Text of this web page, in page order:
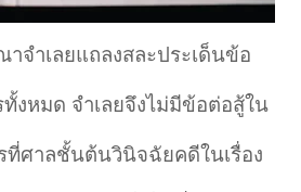
จำเลยแถลงสละประเด็นข้อ
ทั้งหมด จำเลยจึงไม่มีข้อต่อสู้ใน
ที่ศาลชั้นต้นวินิจฉัยคดีในเรื่อง